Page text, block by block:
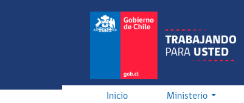
Inicio Ministerio